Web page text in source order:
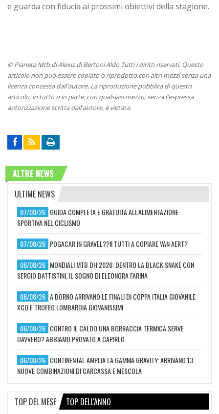
e guarda con fiducia ai prossimi obiettivi della stagione.
© Pianeta Mtb di Alexis di Bertoni Aldo Tutti i diritti riservati. Questo
articolo non può essere copiato o riprodotto con altri mezzi senza una
licenza concessa dall'autore. La riproduzione pubblica di questo
articolo, in tutto o in parte, con qualsiasi mezzo, senza l'espressa
autorizzazione scritta dall'autore, è vietata.
ALTRE NEWS
ULTIME NEWS
07/08/26 GUIDA COMPLETA E GRATUITA ALL'ALIMENTAZIONE
SPORTIVA NEL CICLISMO
07/08/26 POGACAR IN GRAVEL??!! TUTTI A COPIARE VAN AERT?
06/08/26 MONDIALI MTB DH 2026: DENTRO LA BLACK SNAKE CON
SERGIO BATTISTINI, IL SOGNO DI ELEONORA FARINA
06/08/26 A BORNO ARRIVANO LE FINALI DI COPPA ITALIA GIOVANILE
XCO E TROFEO LOMBARDIA GIOVANISSIMI
06/08/26 CONTRO IL CALDO UNA BORRACCIA TERMICA SERVE
DAVVERO? ABBIAMO PROVATO A CAPIRLO
06/08/26 CONTINENTAL AMPLIA LA GAMMA GRAVITY: ARRIVANO 13
NUOVE COMBINAZIONI DI CARCASSA E MESCOLA
TOP DEL MESE TOP DELL'ANNO